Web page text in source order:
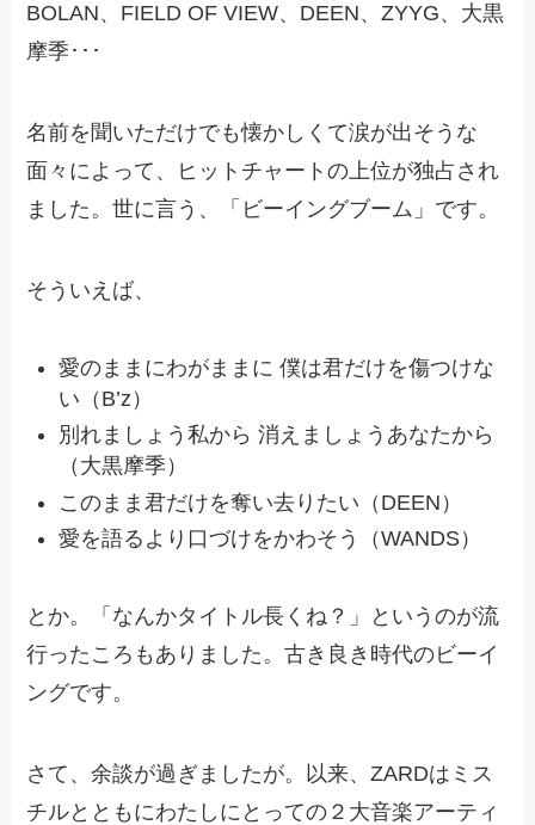
BOLAN、FIELD OF VIEW、DEEN、ZYYG、大黒
摩季･･･
名前を聞いただけでも懐かしくて涙が出そうな
面々によって、ヒットチャートの上位が独占され
ました。世に言う、「ビーイングブーム」です。
そういえば、
愛のままにわがままに 僕は君だけを傷つけな
い（B’z）
別れましょう私から 消えましょうあなたから
（大黒摩季）
このまま君だけを奪い去りたい（DEEN）
愛を語るより口づけをかわそう（WANDS）
とか。「なんかタイトル長くね？」というのが流
行ったころもありました。古き良き時代のビーイ
ングです。
さて、余談が過ぎましたが。以来、ZARDはミス
チルとともにわたしにとっての２大音楽アーティ